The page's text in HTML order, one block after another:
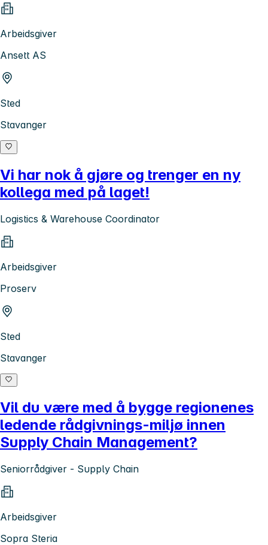
Arbeidsgiver
Ansett AS
Sted
Stavanger
Vi har nok å gjøre og trenger en ny
kollega med på laget!
Logistics & Warehouse Coordinator
Arbeidsgiver
Proserv
Sted
Stavanger
Vil du være med å bygge regionenes
ledende rådgivnings-miljø innen
Supply Chain Management?
Seniorrådgiver - Supply Chain
Arbeidsgiver
Sopra Steria